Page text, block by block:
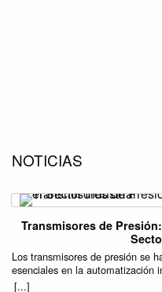
NOTICIAS
Transmisores de
Los transmisores de presión se
esenciales en la automatización
mejorar la precisión y eficiencia
[...]